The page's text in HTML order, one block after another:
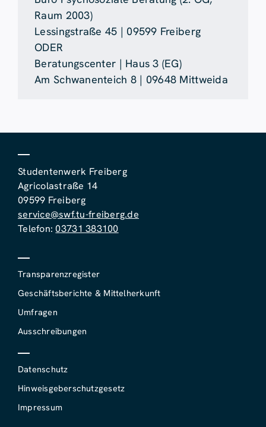
Raum 2003)
Lessingstraße 45 | 09599 Freiberg
ODER
Beratungscenter | Haus 3 (EG)
Am Schwanenteich 8 | 09648 Mittweida
Studentenwerk Freiberg
Agricolastraße 14
09599 Freiberg
service@swf.tu-freiberg.de
Telefon:03731 383100
Transparenzregister
Geschäftsberichte & Mittelherkunft
Umfragen
Ausschreibungen
Datenschutz
Hinweisgeberschutzgesetz
Impressum